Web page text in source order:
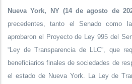
Nueva York, NY (14 de agosto de
precedentes, tanto el Senado como
aprobaron el Proyecto de Ley 995 del
“Ley de Transparencia de LLC”, que
beneficiarios finales de sociedades de
el estado de Nueva York. La Ley de